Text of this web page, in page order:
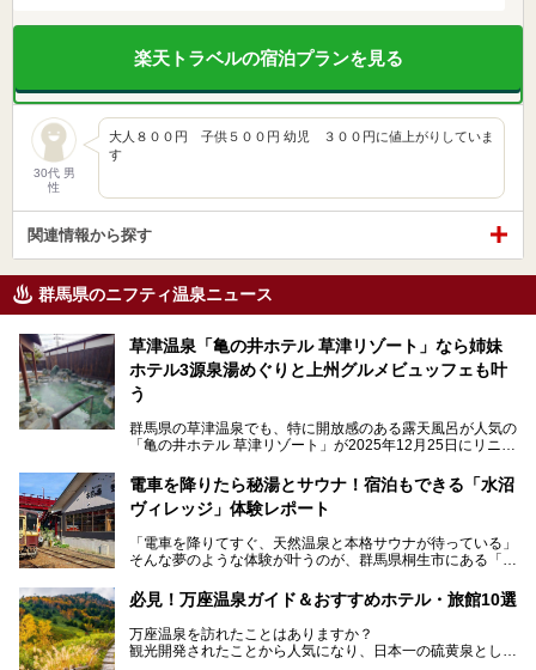
楽天トラベルの宿泊プランを見る
30代 男
性
大人８００円 子供５００円 幼児 ３００円に値上がりしていま
す
関連情報から探す
群馬県のニフティ温泉ニュース
草津温泉「亀の井ホテル 草津リゾート」なら姉妹
ホテル3源泉湯めぐりと上州グルメビュッフェも叶
う
群馬県の草津温泉でも、特に開放感のある露天風呂が人気の
「亀の井ホテル 草津リゾート」が2025年12月25日にリニュ
ロビーや客室が綺麗になって、上州グルメにこだわったビュ
ッフェも人気！アクセスはシャトルバスで楽々、さらに草津
温泉にある姉妹ホテルの「草津温泉 大東舘」「亀の井ホテ
今回はそんな「亀の井ホテル 草津リゾート」を徹底レポー
───
提供元：アイコニア・ホスピタリティ株式会社【PR】
この記事は亀の井ホテル 草津リゾートのPR記事です。
電車を降りたら秘湯とサウナ！宿泊もできる「水沼
ヴィレッジ」体験レポート
「電車を降りてすぐ、天然温泉と本格サウナが待っている」
そんな夢のような体験が叶うのが、群馬県桐生市にある「駅
日帰り温泉の「水沼の湯」と宿泊もできる「サウナの森」、
２つのエリアがあります。
今回は、その中でも特にユニークな駅直結の「水沼の湯」の
魅力に焦点を当て、温泉好き、サウナー、そして電車旅好き
必見！万座温泉ガイド＆おすすめホテル・旅館10選
万座温泉を訪れたことはありますか？
観光開発されたことから人気になり、日本一の硫黄泉として